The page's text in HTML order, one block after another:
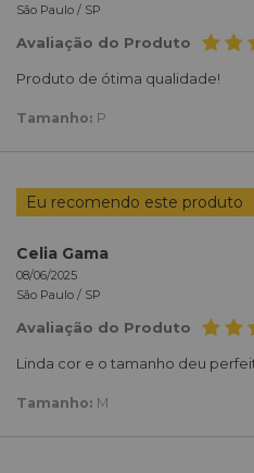
São Paulo / SP
Avaliação do Produto
Produto de ótima qualidade!
Tamanho: P
Eu recomendo este produto
Celia Gama
08/06/2025
São Paulo / SP
Avaliação do Produto
Linda cor e o tamanho deu
Tamanho: M